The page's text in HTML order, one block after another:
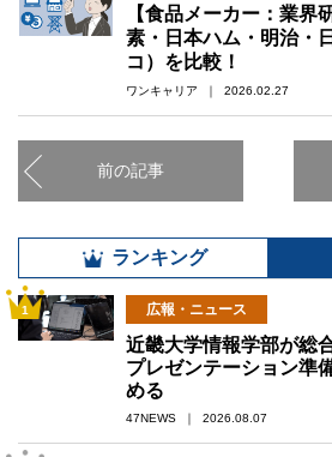
【食品メーカー：業界
素・日本ハム・明治・
コ）を比較！
ワンキャリア ｜ 2026.02.27
前の記事
ランキング
1 広報・ニュース
近畿大学情報学部が総
プレゼンテーション準
める
47NEWS ｜ 2026.08.07